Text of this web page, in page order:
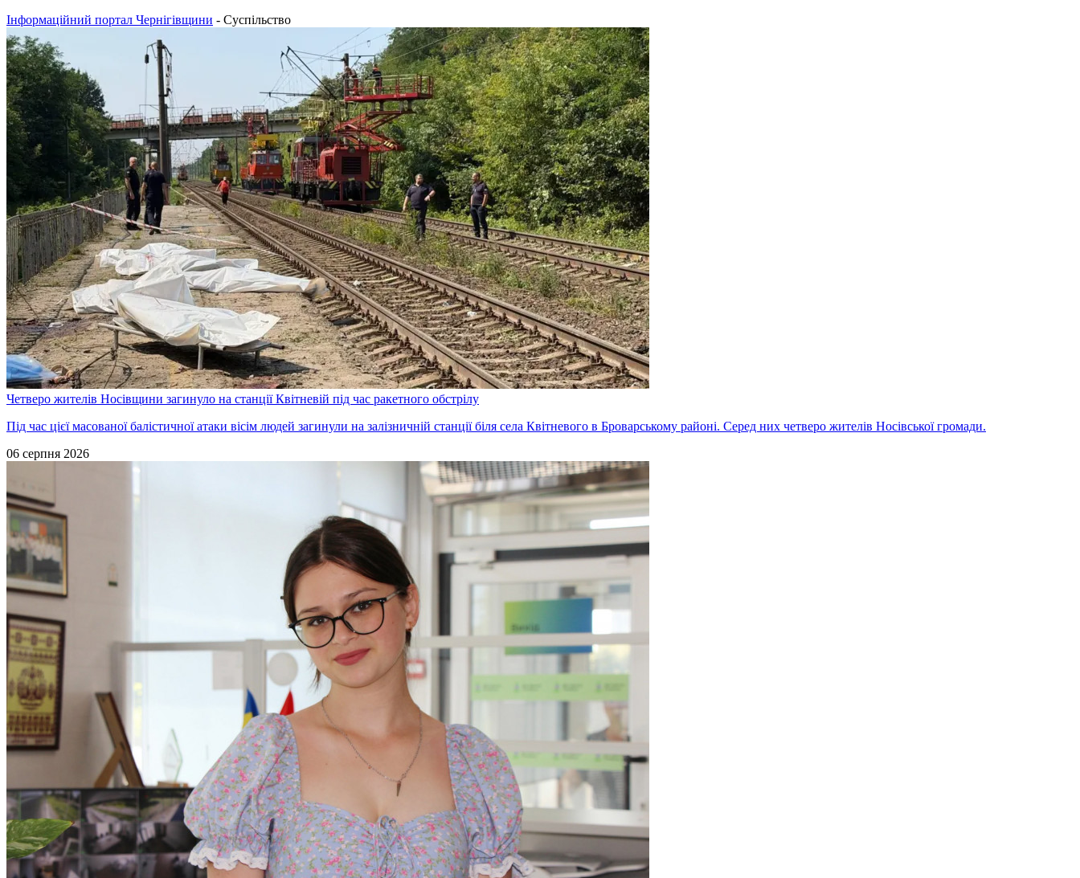
Інформаційний портал Чернігівщини - Суспільство
Четверо жителів Носівщини загинуло на станції Квітневій під час ракетного обстрілу
Під час цієї масованої балістичної атаки вісім людей загинули на залізничній станції біля села Квітневого в Броварському районі. Серед них четверо жителів Носівської громади.
06 серпня 2026